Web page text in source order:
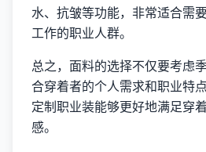
水、抗皱等功能，非常适合需
工作的职业人群。
总之，面料的选择不仅要考虑
合穿着者的个人需求和职业特
定制职业装能够更好地满足穿
感。